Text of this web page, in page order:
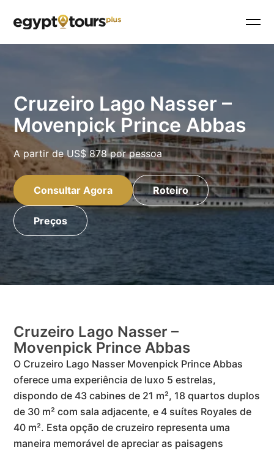
Cruzeiro Lago Nasser –
Movenpick Prince Abbas
A partir deUS$ 878por pessoa
Consultar Agora Roteiro
Preços
Cruzeiro Lago Nasser –
Movenpick Prince Abbas
O Cruzeiro Lago Nasser Movenpick Prince Abbas
oferece uma experiência de luxo 5 estrelas,
dispondo de 43 cabines de 21 m², 18 quartos duplos
de 30 m² com sala adjacente, e 4 suítes Royales de
40 m². Esta opção de cruzeiro representa uma
maneira memorável de apreciar as paisagens